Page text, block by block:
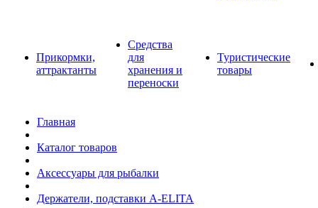
Прикормки,
аттрактанты
Средства
для
хранения и
переноски
Туристические
товары
Главная
Каталог товаров
Аксессуары для рыбалки
Держатели, подставки A-ELITA